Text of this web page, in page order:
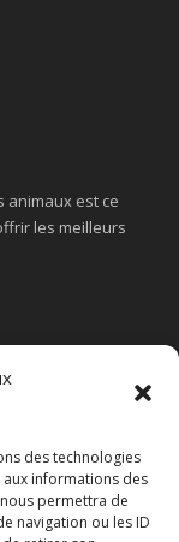
des technologies
informations des
permettra de
navigation ou les ID
animaux est ce
les meilleurs